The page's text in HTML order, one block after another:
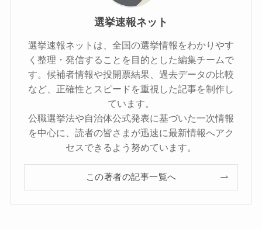
選挙速報ネット
選挙速報ネットは、全国の選挙情報をわかりやす
く整理・発信することを目的とした編集チームで
す。候補者情報や投開票結果、過去データの比較
など、正確性とスピードを重視した記事を制作し
ています。
公職選挙法や自治体公式発表に基づいた一次情報
を中心に、読者の皆さまが迅速に最新情報へアク
セスできるよう努めています。
この著者の記事一覧へ